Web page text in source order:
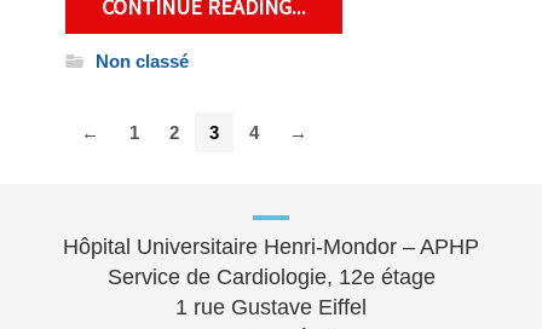
CONTINUE READING...
Non classé
← 1 2 3 4 →
Hôpital Universitaire Henri-Mondor – APHP
Service de Cardiologie, 12e étage
1 rue Gustave Eiffel